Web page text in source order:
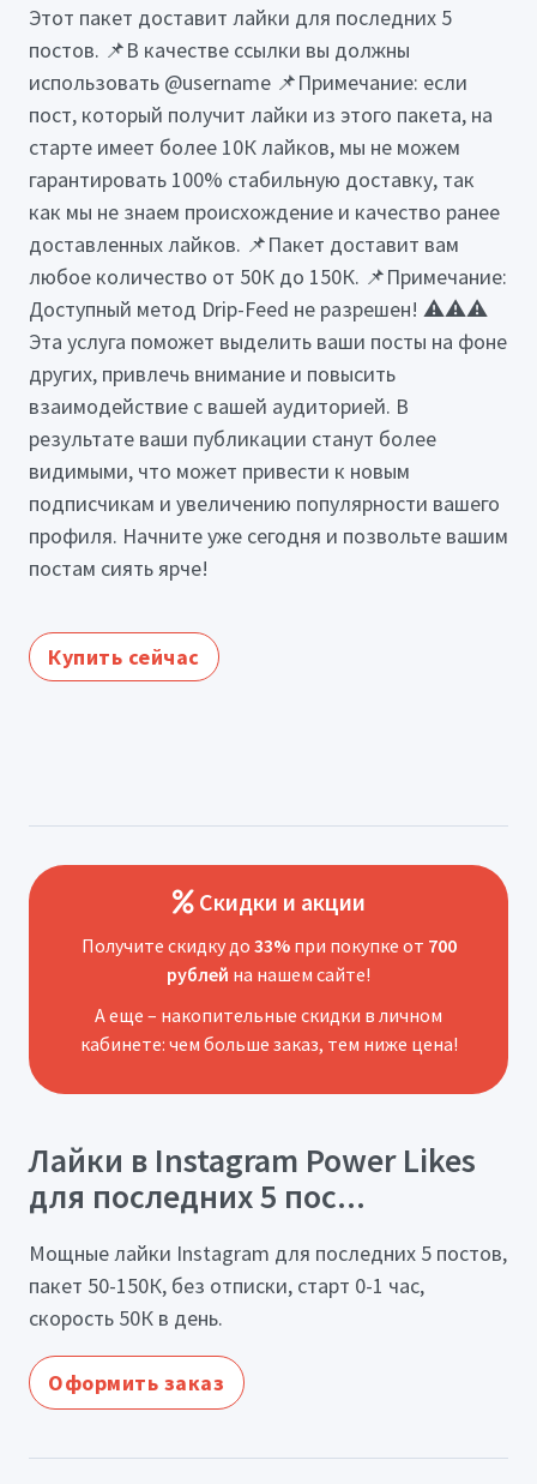
Этот пакет доставит лайки для последних 5
постов. 📌В качестве ссылки вы должны
использовать @username 📌Примечание: если
пост, который получит лайки из этого пакета, на
старте имеет более 10К лайков, мы не можем
гарантировать 100% стабильную доставку, так
как мы не знаем происхождение и качество ранее
доставленных лайков. 📌Пакет доставит вам
любое количество от 50К до 150К. 📌Примечание:
Доступный метод Drip-Feed не разрешен! ⚠️⚠️⚠️
Эта услуга поможет выделить ваши посты на фоне
других, привлечь внимание и повысить
взаимодействие с вашей аудиторией. В
результате ваши публикации станут более
видимыми, что может привести к новым
подписчикам и увеличению популярности вашего
профиля. Начните уже сегодня и позвольте вашим
постам сиять ярче!
Купить сейчас
Скидки и акции
Получите скидку до 33%при покупке от 700
рублей на нашем сайте!
А еще – накопительные скидки в личном
кабинете: чем больше заказ, тем ниже цена!
Лайки в Instagram Power Likes
для последних 5 пос...
Мощные лайки Instagram для последних 5 постов,
пакет 50-150К, без отписки, старт 0-1 час,
скорость 50К в день.
Оформить заказ